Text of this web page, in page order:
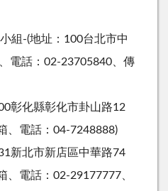
組-(地址：100台北市中
電話：02-23705840、傳
彰化縣彰化市卦山路12
、電話：04-7248888)
新北市新店區中華路74
、電話：02-29177777、